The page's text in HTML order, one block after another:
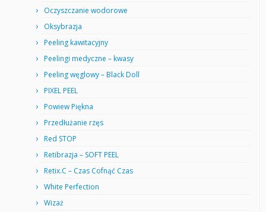
Oczyszczanie wodorowe
Oksybrazja
Peeling kawitacyjny
Peelingi medyczne – kwasy
Peeling węglowy – Black Doll
PIXEL PEEL
Powiew Piękna
Przedłużanie rzęs
Red STOP
Retibrazja – SOFT PEEL
Retix.C – Czas Cofnąć Czas
White Perfection
Wizaż